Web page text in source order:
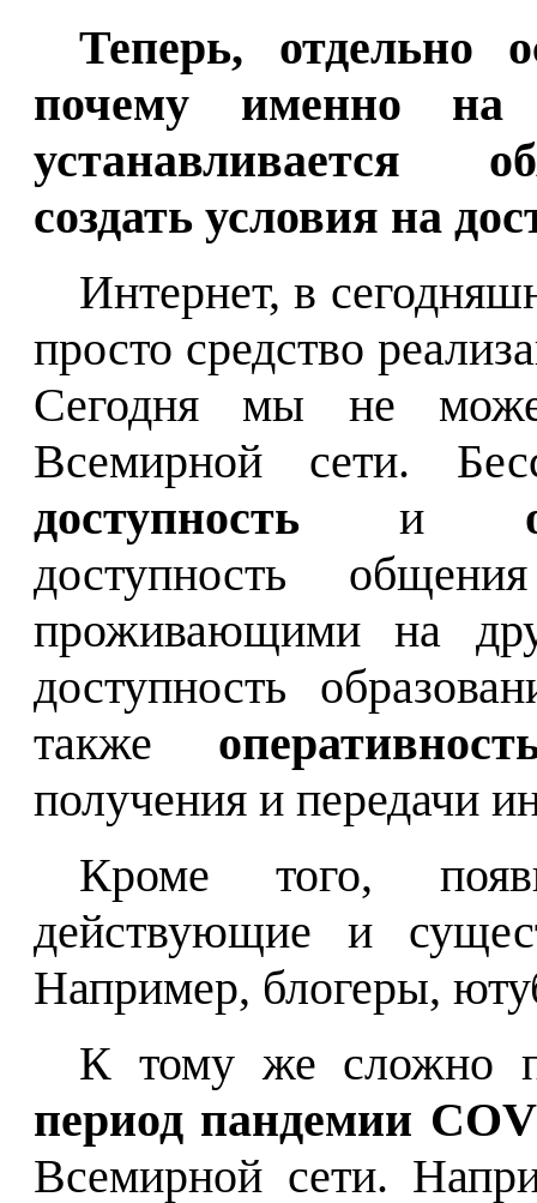
Теперь, отдельно
почему именно на
устанавливается
создать условия на
Интернет, в
просто средство
Сегодня мы не
Всемирной сети.
доступность и
доступность
проживающими на
доступность
также
получения и передачи
Кроме того,
действующие и
Например, блогеры,
К тому же сложно
период пандемии
Всемирной сети.